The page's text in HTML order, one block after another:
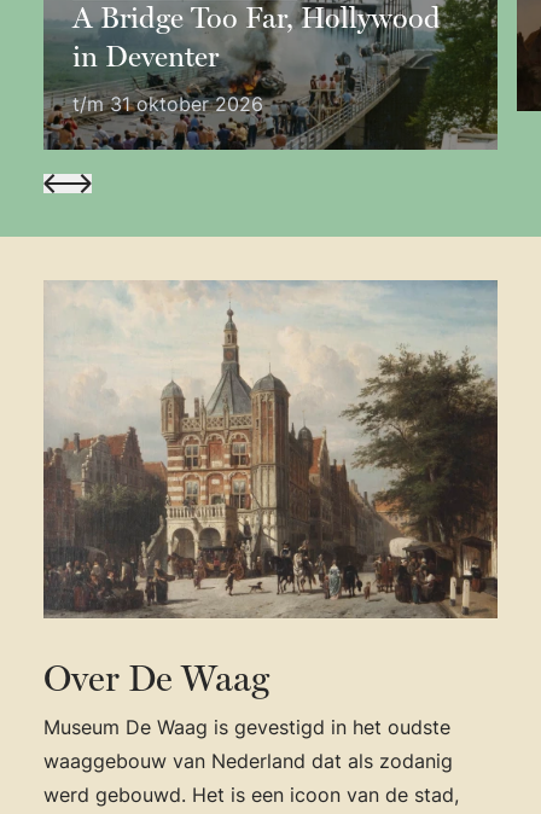
A Bridge Too Far, Hollywood
in Deventer
t/m 31 oktober 2026
Over De Waag
Museum De Waag is gevestigd in het oudste
waaggebouw van Nederland dat als zodanig
werd gebouwd. Het is een icoon van de stad,